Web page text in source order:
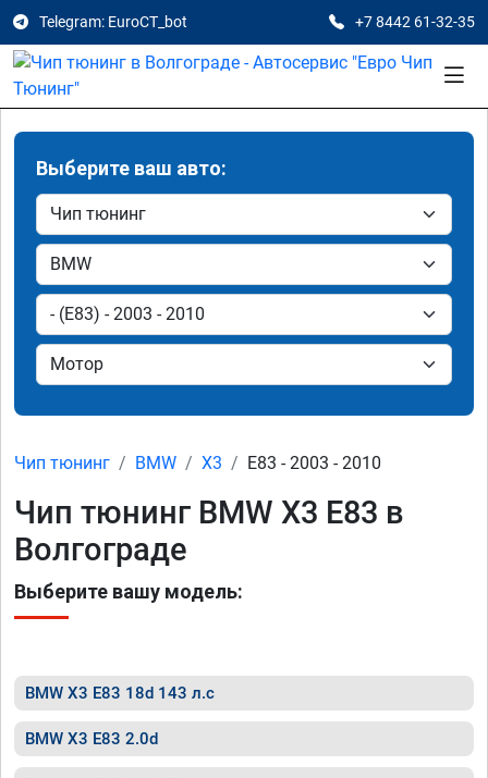
Telegram: EuroCT_bot +7 8442 61-32-35
Выберите ваш авто:
Чип тюнинг BMW X3 E83 - 2003 - 2010
Чип тюнинг BMW X3 E83 в
Волгограде
Выберите вашу модель:
BMW X3 E83 18d 143 л.с
BMW X3 E83 2.0d